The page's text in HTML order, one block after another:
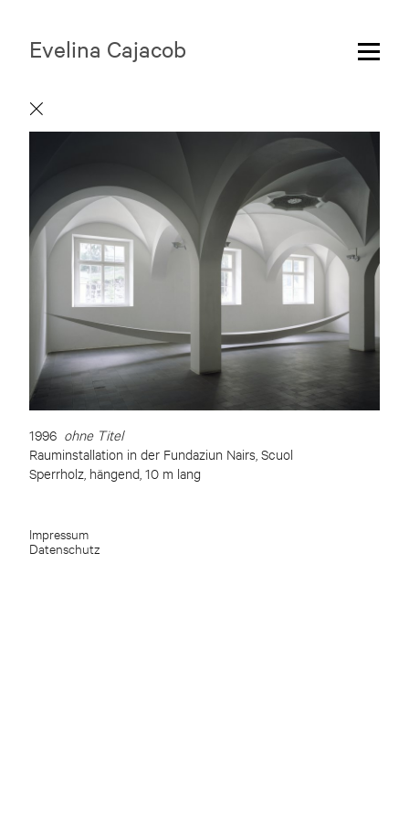
Evelina Cajacob
1996 ohne Titel
Rauminstallation in der Fundaziun Nairs, Scuol
Sperrholz, hängend, 10 m lang
Impressum
Datenschutz